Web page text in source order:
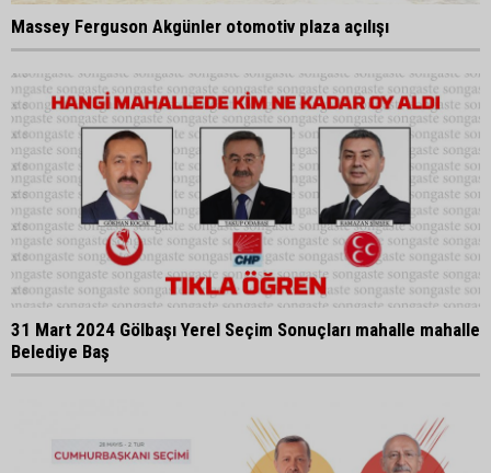
Massey Ferguson Akgünler otomotiv plaza açılışı
31 Mart 2024 Gölbaşı Yerel Seçim Sonuçları mahalle mahalle
Belediye Baş